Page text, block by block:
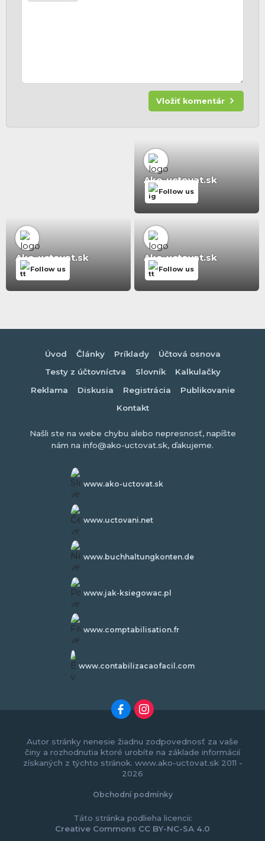
Vložiť komentár
Ako-uctovat.sk
Follow us
Ako-uctovat.sk
Follow us
Ako-uctovat.sk
Follow us
Úvod Články Príklady
Účtová osnova
Testy z účtovníctva
Slovník
Kalkulačky
Reklama
Diskusia Registrácia
Publikovanie
Kontakt
Našli ste na webe chybu alebo nepresnosť, napíšte
nám na info@ako-uctovat.sk, ďakujeme.
www.ako-uctovat.sk
www.uctovani.net
www.buchhaltungkonten.de
www.jak-ksiegowac.pl
www.comptabilisation.fr
www.contabilizacaofacil.com
Autor stránky nenesie žiadnu zodpovednosť za vaše
činy a rozhodnutia ktoré urobíte na základe informácií
získaných z týchto stránok. www.ako-uctovat.sk 2011 -
2026
Obchodní podmínky
Táto stránka podlieha licencii:
Creative Commons CC BY-NC-SA 4.0